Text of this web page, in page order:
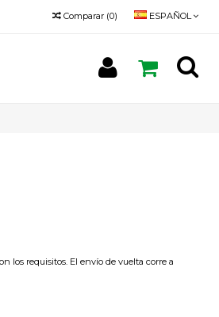
ESPAÑOL
Comparar (0)
los requisitos. El envío de vuelta corre a